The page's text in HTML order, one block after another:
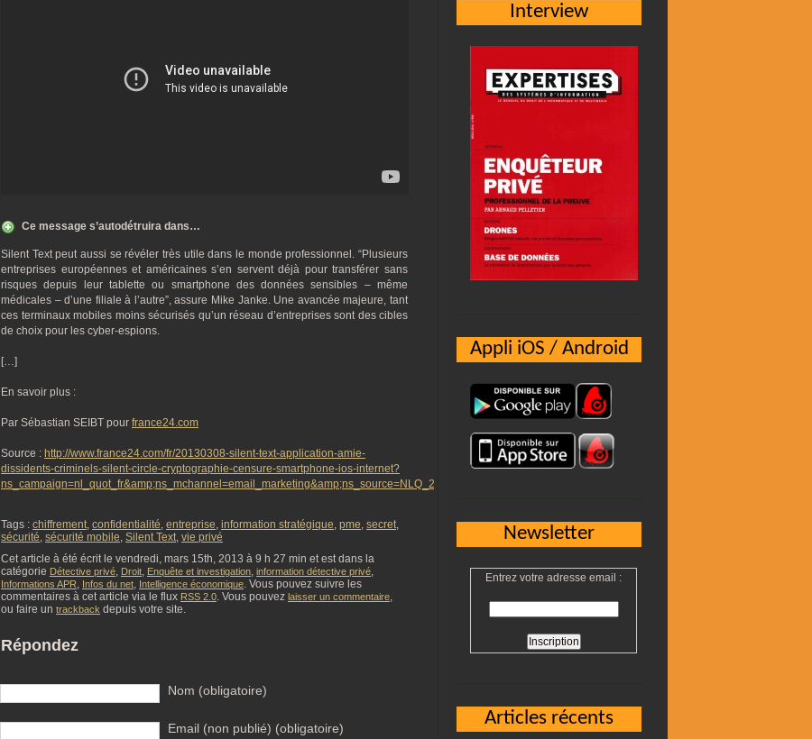
Ce message s’autodétruira dans…
Silent Text peut aussi se révéler très utile dans le monde professionnel. “Plusieurs
entreprises européennes et américaines s’en servent déjà pour transférer sans
risques depuis leur tablette ou smartphone des données sensibles – même
médicales – d’une filiale à l’autre”, assure Mike Janke. Une avancée majeure, tant
ces terminaux mobiles moins sécurisés qu’un réseau d’entreprises sont des cibles
de choix pour les cyber-espions.
[…]
En savoir plus :
Par Sébastian SEIBT pour france24.com
Source : http://www.france24.com/fr/20130308-silent-text-application-amie-
dissidents-criminels-silent-circle-cryptographie-censure-smartphone-ios-internet?
Tags : chiffrement, confidentialité, entreprise, information stratégique, pme, secret,
sécurité, sécurité mobile, Silent Text, vie privé
Cet article à été écrit le vendredi, mars 15th, 2013 à 9 h 27 min et est dans la
catégorie Détective privé, Droit, Enquête et investigation, information détective privé,
Informations APR, Infos du net, Intelligence économique. Vous pouvez suivre les
commentaires à cet article via le flux RSS 2.0. Vous pouvez laisser un commentaire,
ou faire un trackback depuis votre site.
Répondez
Nom (obligatoire)
Email (non publié) (obligatoire)
Interview
Appli iOS / Android
Newsletter
Entrez votre adresse email :
Articles récents